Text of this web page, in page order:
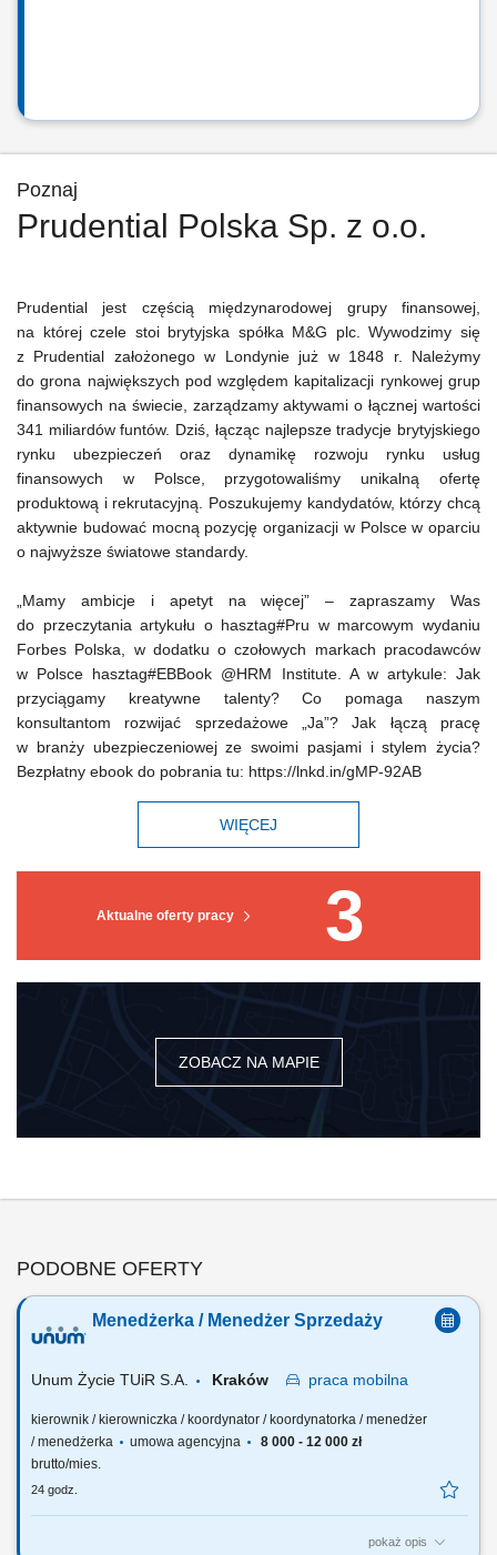
Poznaj
Prudential Polska Sp. z o.o.
Aktualne oferty pracy 3
ZOBACZ NA MAPIE
Prudential jest częścią międzynarodowej grupy finansowej,
na której czele stoi brytyjska spółka M&G plc. Wywodzimy się
z Prudential założonego w Londynie już w 1848 r. Należymy
do grona największych pod względem kapitalizacji rynkowej grup
finansowych na świecie, zarządzamy aktywami o łącznej wartości
341 miliardów funtów. Dziś, łącząc najlepsze tradycje brytyjskiego
rynku ubezpieczeń oraz dynamikę rozwoju rynku usług
finansowych w Polsce, przygotowaliśmy unikalną ofertę
produktową i rekrutacyjną. Poszukujemy kandydatów, którzy chcą
aktywnie budować mocną pozycję organizacji w Polsce w oparciu
o najwyższe światowe standardy.
„Mamy ambicje i apetyt na więcej” – zapraszamy Was
do przeczytania artykułu o hasztag#Pru w marcowym wydaniu
Forbes Polska, w dodatku o czołowych markach pracodawców
w Polsce hasztag#EBBook @HRM Institute. A w artykule: Jak
przyciągamy kreatywne talenty? Co pomaga naszym
konsultantom rozwijać sprzedażowe „Ja”? Jak łączą pracę
w branży ubezpieczeniowej ze swoimi pasjami i stylem życia?
Bezpłatny ebook do pobrania tu: https://lnkd.in/gMP-92AB
WIĘCEJ
PODOBNE OFERTY
Menedżerka / Menedżer Sprzedaży
Unum Życie TUiR S.A. Kraków praca mobilna
kierownik / kierowniczka / koordynator / koordynatorka / menedżer
/ menedżerka
umowa agencyjna
8 000 - 12 000 zł
brutto/mies.
24 godz.
pokaż opis